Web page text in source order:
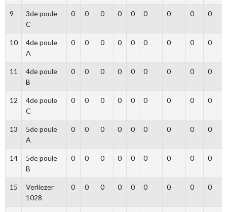
9
3de poule
C
0 0 0 0 0 0 0 0 0
10
4de poule
A
0 0 0 0 0 0 0 0 0
11
4de poule
B
0 0 0 0 0 0 0 0 0
12
4de poule
C
0 0 0 0 0 0 0 0 0
13
5de poule
A
0 0 0 0 0 0 0 0 0
14
5de poule
B
0 0 0 0 0 0 0 0 0
15
Verliezer
1028
0 0 0 0 0 0 0 0 0